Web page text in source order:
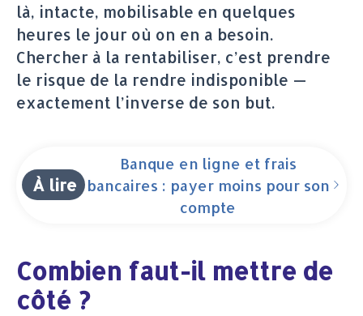
là, intacte, mobilisable en quelques
heures le jour où on en a besoin.
Chercher à la rentabiliser, c’est prendre
le risque de la rendre indisponible —
exactement l’inverse de son but.
À lire
Banque en ligne et frais
bancaires : payer moins pour son
compte
Combien faut-il mettre de
côté ?